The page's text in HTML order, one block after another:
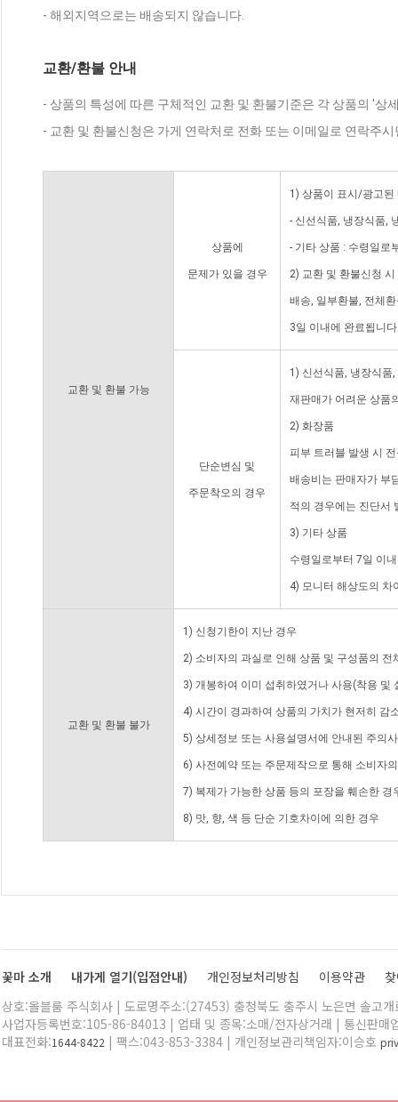
- 해외지역으로는 배송되지 않습니다.
교환/환불 안내
- 상품의 특성에 따른 구체적인 교환 및 환불기준은 각 상품의 '상
- 교환 및 환불신청은 가게 연락처로 전화 또는 이메일로 연락주
교환 및 환불 가능
상품에
문제가 있을 경우
1) 상품이 표시/광고된
- 신선식품, 냉장식품,
- 기타 상품 : 수령일로
2) 교환 및 환불신청
배송, 일부환불, 전체
3일 이내에 완료됩니
단순변심 및
주문착오의 경우
1) 신선식품, 냉장식품
재판매가 어려운 상품
2) 화장품
피부 트러블 발생 시
배송비는 판매자가 부
적의 경우에는 진단서
3) 기타 상품
수령일로부터 7일 이
4) 모니터 해상도의 차
교환 및 환불 불가
1) 신청기한이 지난 경우
2) 소비자의 과실로 인해 상품 및 구성품의
3) 개봉하여 이미 섭취하였거나 사용(착용 및
4) 시간이 경과하여 상품의 가치가 현저히 감
5) 상세정보 또는 사용설명서에 안내된 주의
6) 사전예약 또는 주문제작으로 통해 소비자
7) 복제가 가능한 상품 등의 포장을 훼손한 경
8) 맛, 향, 색 등 단순 기호차이에 의한 경우
꽃마 소개 내가게 열기(입점안내) 개인정보처리방침 이용약관
상호:올블룸 주식회사 | 도로명주소:(27453) 충청북도 충주시 노은면 솔고
사업자등록번호:105-86-84013 | 업태 및 종목:소매/전자상거래 | 통신판매
대표전화:1644-8422 | 팩스:043-853-3384 | 개인정보관리책임자:이승호